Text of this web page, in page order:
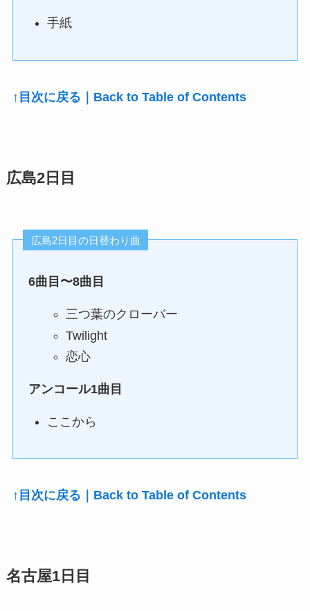
手紙
↑目次に戻る｜Back to Table of Contents
広島2日目
広島2日目の日替わり曲
6曲目〜8曲目
三つ葉のクローバー
Twilight
恋心
アンコール1曲目
ここから
↑目次に戻る｜Back to Table of Contents
名古屋1日目